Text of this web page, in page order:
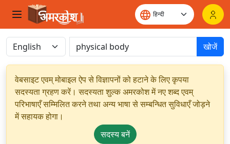
खोजें
वेबसाइट एवम् मोबाइल ऐप से विज्ञापनों को हटाने के लिए कृपया
सदस्यता ग्रहण करें। सदस्यता शुल्क अमरकोश में नए शब्द एवम्
परिभाषाएँ सम्मिलित करने तथा अन्य भाषा से सम्बन्धित सुविधाएँ जोड़ने
में सहायक होगा।
सदस्य बनें